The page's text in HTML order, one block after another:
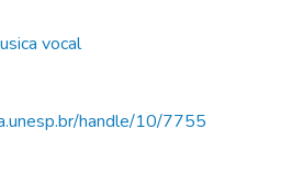
vocal
handle/10/7755